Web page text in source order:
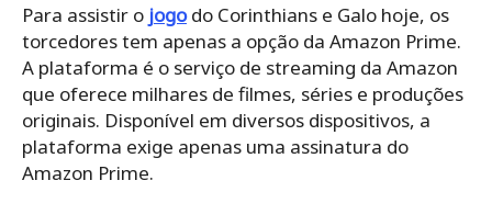
Para assistir o jogodo Corinthians e Galo hoje, os
torcedores tem apenas a opção da Amazon Prime.
A plataforma é o serviço de streaming da Amazon
que oferece milhares de filmes, séries e produções
originais. Disponível em diversos dispositivos, a
plataforma exige apenas uma assinatura do
Amazon Prime.